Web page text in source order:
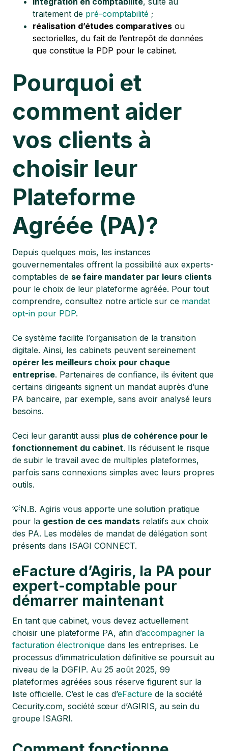
traitement de pré-comptabilité ;
réalisation d’études comparatives ou
sectorielles, du fait de l’entrepôt de données
que constitue la PDP pour le cabinet.
Pourquoi et
comment aider
vos clients à
choisir leur
Plateforme
Agréée (PA)?
Depuis quelques mois, les instances
gouvernementales offrent la possibilité aux experts-
comptables de se faire mandater par leurs clients
pour le choix de leur plateforme agréée. Pour tout
comprendre, consultez notre article sur ce mandat
opt-in pour PDP.
Ce système facilite l’organisation de la transition
digitale. Ainsi, les cabinets peuvent sereinement
opérer les meilleurs choix pour chaque
entreprise. Partenaires de confiance, ils évitent que
certains dirigeants signent un mandat auprès d’une
PA bancaire, par exemple, sans avoir analysé leurs
besoins.
Ceci leur garantit aussi plus de cohérence pour le
fonctionnement du cabinet. Ils réduisent le risque
de subir le travail avec de multiples plateformes,
parfois sans connexions simples avec leurs propres
outils.
💡N.B. Agiris vous apporte une solution pratique
pour la gestion de ces mandats relatifs aux choix
des PA. Les modèles de mandat de délégation sont
présents dans ISAGI CONNECT.
eFacture d’Agiris, la PA pour
expert-comptable pour
démarrer maintenant
En tant que cabinet, vous devez actuellement
choisir une plateforme PA, afin d’accompagner la
facturation électronique dans les entreprises. Le
processus d’immatriculation définitive se poursuit au
niveau de la DGFIP. Au 25 août 2025, 99
plateformes agréées sous réserve figurent sur la
liste officielle. C’est le cas d’eFacture de la société
Cecurity.com, société sœur d’AGIRIS, au sein du
groupe ISAGRI.